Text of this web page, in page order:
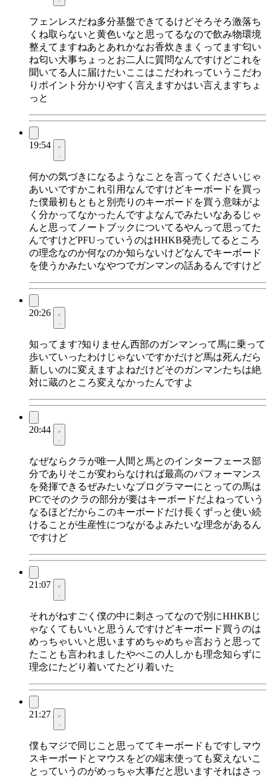
フェンレスだね多分基盤できてるけどそろそろ激落ち
くね取らないと黄色いなと思ってるなので飲み物環境
整えてますねあとあれかなお香炊きまくってます匂い
ね匂い大事ちょっとお二人に質問なんですけどこれを
聞いてる人に届けたいここはこだわれっていうこだわ
りポイント分かりやすく言えますかはい言えますちょ
っと
19:54
何かの気づきになるようなことを言ってくださいじゃ
あいいですかこれ引用なんですけどキーボードを買っ
た僕最初もともと別売りのキーボードを買う意味がよ
く分かってなかったんですよなんでみたいなあるじゃ
んと思ってノートブックについてるやんって思ってた
んですけどPFUっていうのはHHKB発売してるところ
の理念なのか何なのか知らないけどなんでキーボード
を使うかみたいなやつでガンマンの話あるんですけど
20:26
知ってます?知りません西部のガンマンって馬に乗って
歩いていったわけじゃないですかだけど馬は死んだら
新しいのに変えますよねだけどそのガンマンたちは絶
対に蔵のところ変えなかったんですよ
20:44
なぜならクラが唯一人間と馬とのインターフェース部
分でありそこが変わらなければ最高のパフォーマンス
を発揮できるぜみたいなプログラマーにとっての馬は
PCでそのクラの部分が要はキーボードだよねっていう
なるほどだからこのキーボードだけ長くずっと使い続
けることが生産性につながるよみたいな理念があるん
ですけど
21:07
それがねすごく僕の中に刺さってなので別にHHKBじ
ゃなくてもいいと思うんですけどキーボード買うのは
めっちゃいいと思いますめちゃめちゃ言おうと思って
たことも言われましたやべこの人しかも理念知らずに
理念にたどり着いてたどり着いた
21:27
僕もマジで同じこと思っててキーボードもですしマウ
スキーボードとマウスをどの端末使っても変えないこ
とっていうのがめっちゃ大事だと思いますそれはさっ